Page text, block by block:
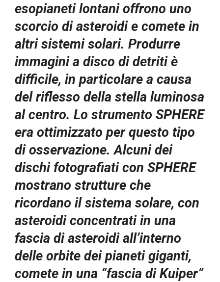
esopianeti lontani offrono uno
scorcio di asteroidi e comete in
altri sistemi solari. Produrre
immagini a disco di detriti è
difficile, in particolare a causa
del riflesso della stella luminosa
al centro. Lo strumento SPHERE
era ottimizzato per questo tipo
di osservazione. Alcuni dei
dischi fotografiati con SPHERE
mostrano strutture che
ricordano il sistema solare, con
asteroidi concentrati in una
fascia di asteroidi all’interno
delle orbite dei pianeti giganti,
comete in una “fascia di Kuiper”